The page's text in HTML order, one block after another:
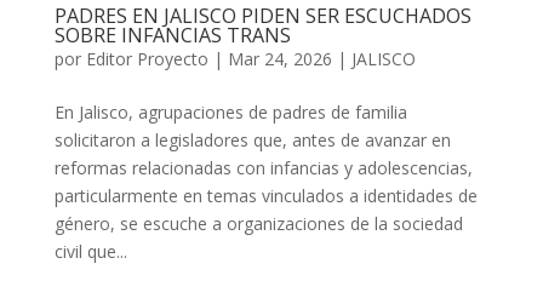
PADRES EN JALISCO PIDEN SER ESCUCHADOS
SOBRE INFANCIAS TRANS
por Editor Proyecto | Mar 24, 2026 | JALISCO
En Jalisco, agrupaciones de padres de familia
solicitaron a legisladores que, antes de avanzar en
reformas relacionadas con infancias y adolescencias,
particularmente en temas vinculados a identidades de
género, se escuche a organizaciones de la sociedad
civil que...